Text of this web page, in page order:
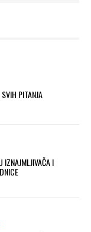
PITANJA
IZNAJMLJIVAČA I